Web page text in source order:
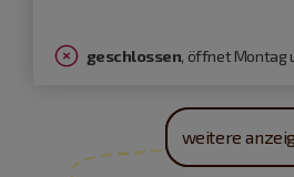
geschlossen, öffnet Montag
weitere